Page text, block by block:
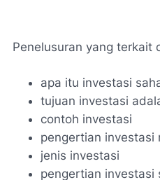
Penelusuran yang terkait
apa itu investasi
tujuan investasi
contoh investasi
pengertian investasi
jenis investasi
pengertian investasi